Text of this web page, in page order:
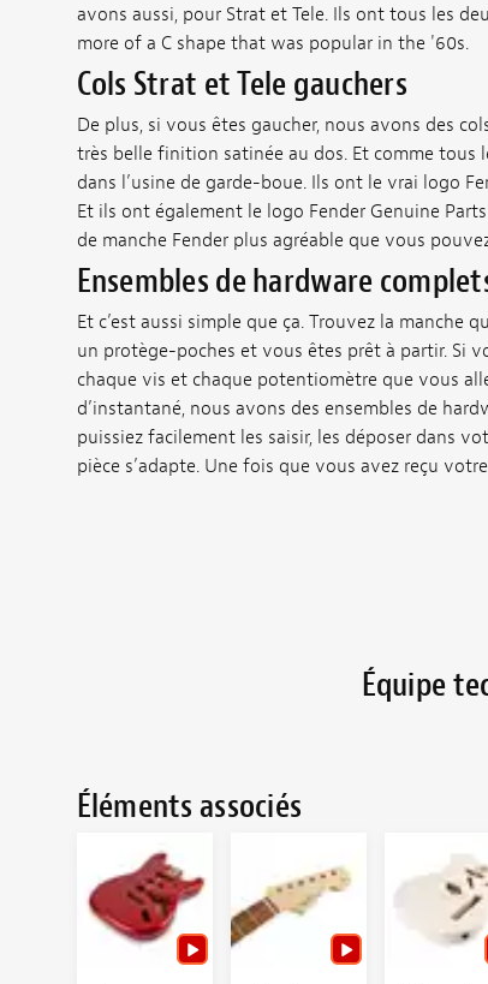
avons aussi, pour Strat et Tele. Ils ont tous les
more of a C shape that was popular in the '60s.
Cols Strat et Tele gauchers
De plus, si vous êtes gaucher, nous avons des
très belle finition satinée au dos. Et comme tous
dans l’usine de garde-boue. Ils ont le vrai logo
Et ils ont également le logo Fender Genuine
de manche Fender plus agréable que vous
Ensembles de hardware
Et c’est aussi simple que ça. Trouvez la manche
un protège-poches et vous êtes prêt à partir. Si
chaque vis et chaque potentiomètre que vous
d’instantané, nous avons des ensembles de
puissiez facilement les saisir, les déposer dans
pièce s’adapte. Une fois que vous avez reçu
Équipe
Éléments associés